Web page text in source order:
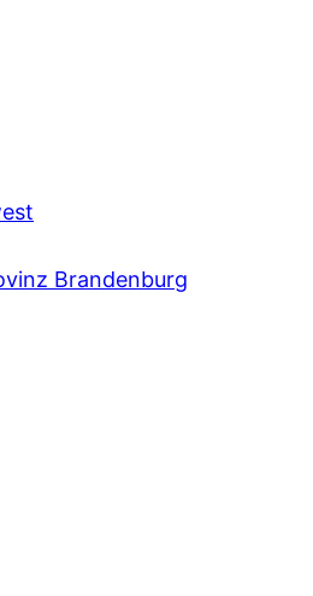
Brandenburg